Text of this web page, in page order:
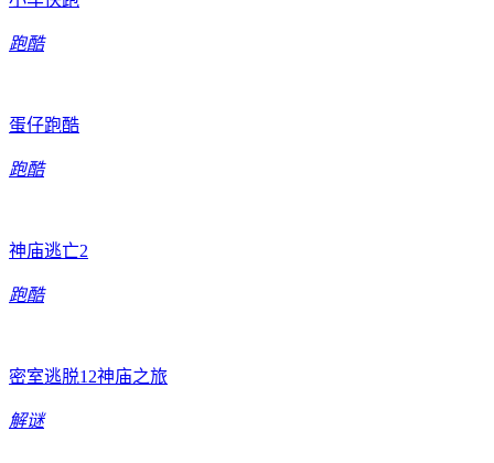
跑酷
蛋仔跑酷
跑酷
神庙逃亡2
跑酷
密室逃脱12神庙之旅
解谜